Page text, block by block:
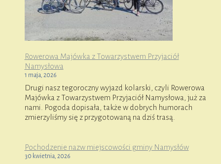
Rowerowa Majówka z Towarzystwem Przyjaciół
Namysłowa
1 maja, 2026
Drugi nasz tegoroczny wyjazd kolarski, czyli Rowerowa
Majówka z Towarzystwem Przyjaciół Namysłowa, już za
nami. Pogoda dopisała, także w dobrych humorach
zmierzyliśmy się z przygotowaną na dziś trasą.
Pochodzenie nazw miejscowości gminy Namysłów
30 kwietnia, 2026